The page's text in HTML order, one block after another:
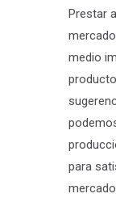
Prestar
medio
para